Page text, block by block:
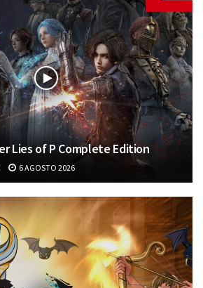
Lies of P Complete Edition
6 AGOSTO 2026